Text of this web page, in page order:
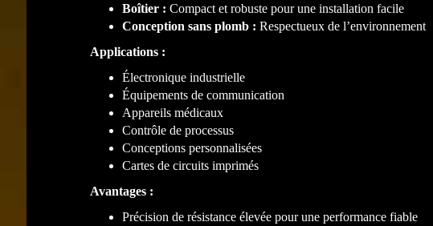
Boîtier : Compact et robuste pour une installation facile
Conception sans plomb : Respectueux de l’environnement
Applications :
Électronique industrielle
Équipements de communication
Appareils médicaux
Contrôle de processus
Conceptions personnalisées
Cartes de circuits imprimés
Avantages :
Précision de résistance élevée pour une performance fiable